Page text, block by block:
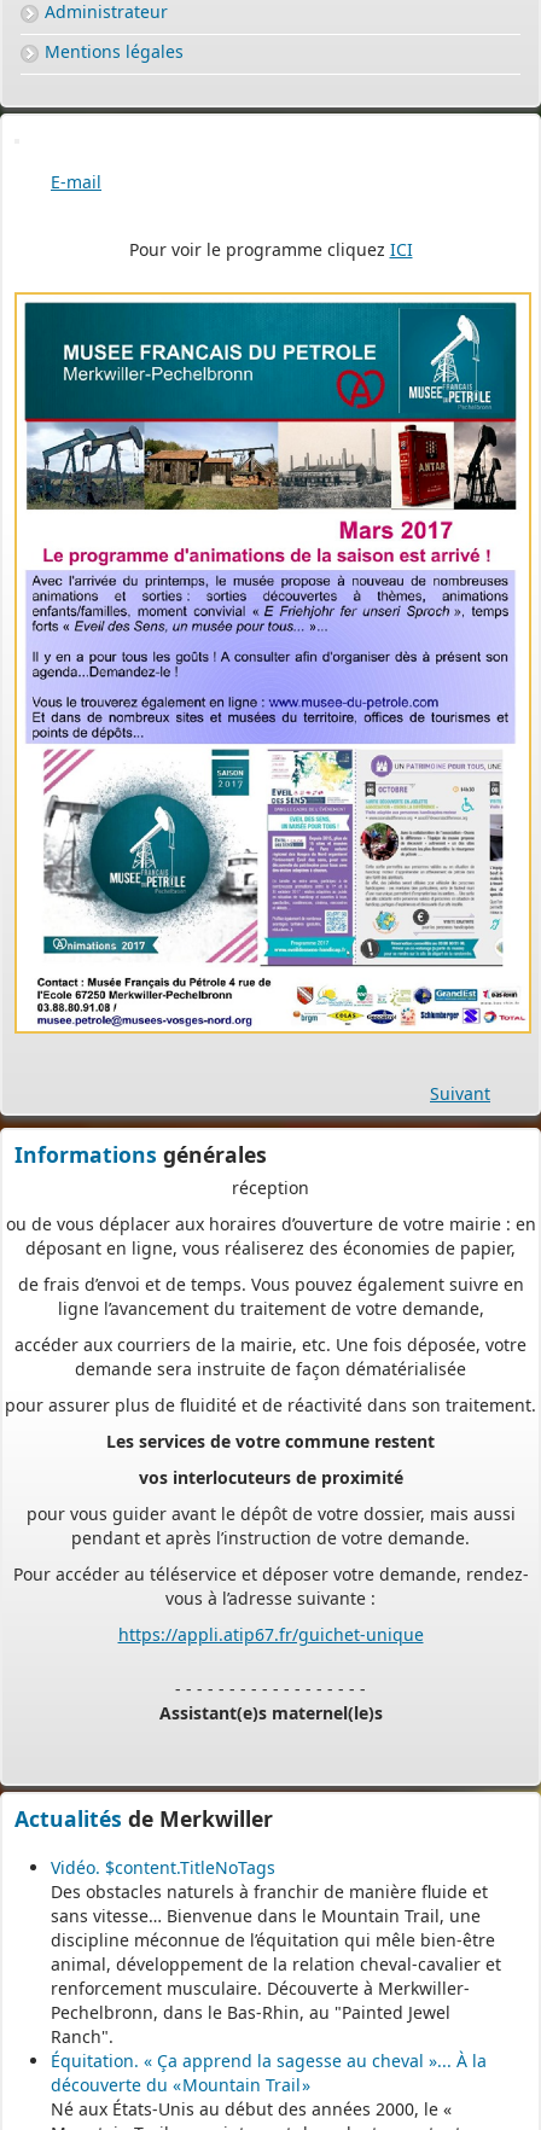
Administrateur
Mentions légales
E-mail
Pour voir le programme cliquez ICI
Suivant
Informations générales
PERMIS DE CONSTRUIRE- DECLARATION PREALABLE
dorénavant en ligne
Depuis le 3 janvier 2022, vous pouvez profiter de lasaisine par
voie électronique (SVE)pour déposer votre
d’autorisation d’urbanisme
(Permis de construire, d’aménager et de démolir, déclaration
préalable et certificat d’urbanisme) avec les mêmes garanties de
réception
et de prise en compte de votre dossier qu’un dépôt par papier.
Nous vous proposons un téléservice, destiné aux particuliers
comme aux professionnels,
poursaisir et déposer toutes les pièces de votre dossier
directement en ligne,
Plus besoin d’imprimer vos demandes en de multiples
réception
ou de vous déplacer aux horaires d’ouverture de votre mairie : en
déposant en ligne, vous réaliserez des économies de papier,
de frais d’envoi et de temps. Vous pouvez également suivre en
ligne l’avancement du traitement de votre demande,
accéder aux courriers de la mairie, etc. Une fois déposée, votre
demande sera instruite de façon dématérialisée
pour assurer plus de fluidité et de réactivité dans son traitement.
Les services de votre commune restent
vos interlocuteurs de proximité
pour vous guider avant le dépôt de votre dossier, mais aussi
pendant et après l’instruction de votre demande.
Pour accéder au téléservice et déposer votre demande, rendez-
vous à l’adresse suivante :
https://appli.atip67.fr/guichet-unique
Assistant(e)s maternel(le)s
assistants-maternels-bas-rhin/
Il est mis à jour tous les vendredis.
Le sitehttps://monenfant.fr/ de la CAF présente les disponibilités
des assistants maternels.
- - - - - - - - - - - - - - - - - -
Permanence mairie
Le secrétariat est fermé le samedi matin.
Une permanence est assurée par le maire, sur rendez-vous.
Actualités de Merkwiller
Vidéo. $content.TitleNoTags
Des obstacles naturels à franchir de manière fluide et
sans vitesse… Bienvenue dans le Mountain Trail, une
discipline méconnue de l’équitation qui mêle bien-être
animal, développement de la relation cheval-cavalier et
renforcement musculaire. Découverte à Merkwiller-
Pechelbronn, dans le Bas-Rhin, au "Painted Jewel
Ranch".
Équitation. « Ça apprend la sagesse au cheval »... À la
découverte du « Mountain Trail »
Né aux États-Unis au début des années 2000, le «